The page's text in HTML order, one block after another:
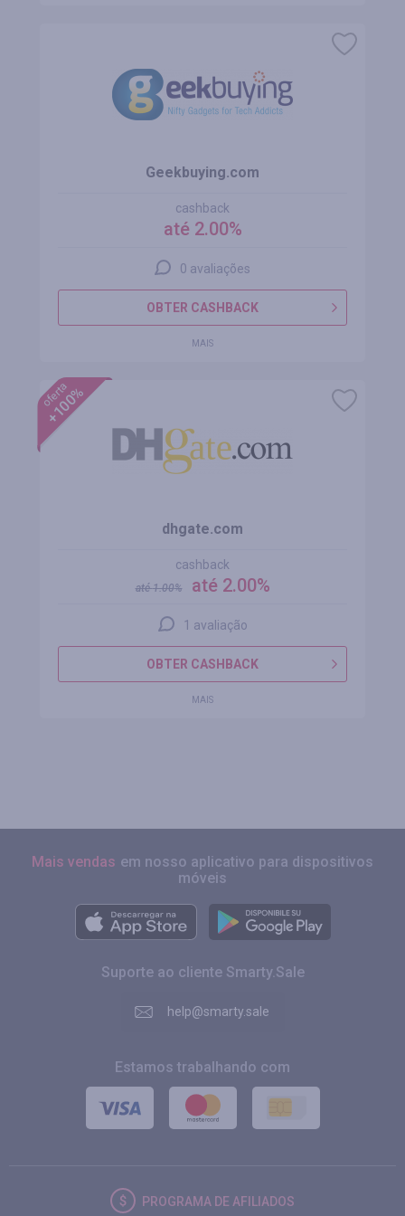
Geekbuying.com
cashback
até 2.00%
0 avaliações
OBTER CASHBACK
MAIS
oferta
+100%
dhgate.com
cashback
até1.00% até 2.00%
1 avaliação
OBTER CASHBACK
MAIS
Mais vendas em nosso aplicativo para dispositivos
móveis
Suporte ao cliente Smarty.Sale
help@smarty.sale
Estamos trabalhando com
PROGRAMA DE AFILIADOS